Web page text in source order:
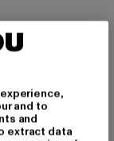
and to
and
extract data